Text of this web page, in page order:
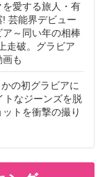
愛する旅人・有
芸能界デビュー
～同い年の相棒
走破。グラビア
も
の初グラビアに
トなジーンズを脱
トを衝撃の撮り